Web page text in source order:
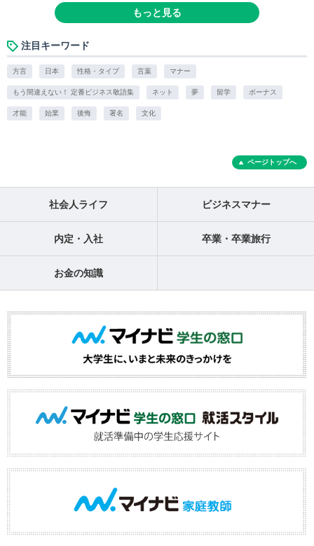
もっと見る
注目キーワード
方言 日本 性格・タイプ 言葉 マナー
もう間違えない！ 定番ビジネス敬語集 ネット 夢 留学 ボーナス
才能 始業 後悔 署名 文化
ページトップへ
社会人ライフ ビジネスマナー
内定・入社 卒業・卒業旅行
お金の知識